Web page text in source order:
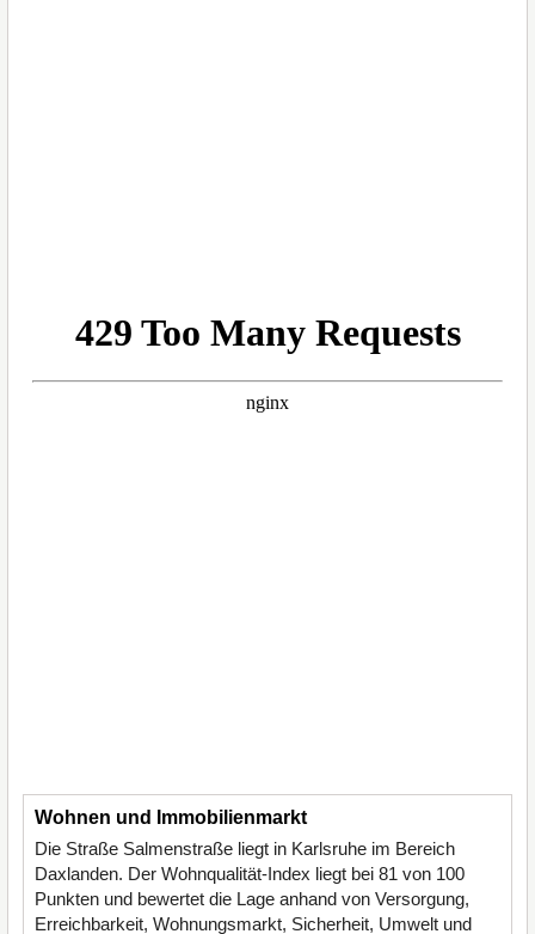
Wohnen und Immobilienmarkt
Die Straße Salmenstraße liegt in Karlsruhe im Bereich
Daxlanden. Der Wohnqualität-Index liegt bei 81 von 100
Punkten und bewertet die Lage anhand von Versorgung,
Erreichbarkeit, Wohnungsmarkt, Sicherheit, Umwelt und